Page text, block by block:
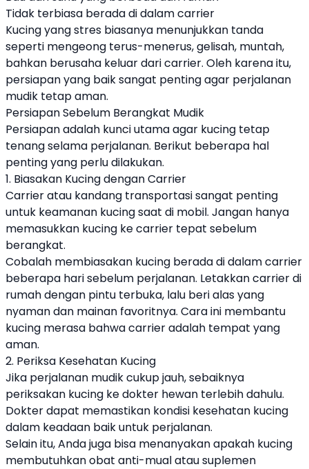
Tidak terbiasa berada di dalam carrier
Kucing yang stres biasanya menunjukkan tanda
seperti mengeong terus-menerus, gelisah, muntah,
bahkan berusaha keluar dari carrier. Oleh karena itu,
persiapan yang baik sangat penting agar perjalanan
mudik tetap aman.
Persiapan Sebelum Berangkat Mudik
Persiapan adalah kunci utama agar kucing tetap
tenang selama perjalanan. Berikut beberapa hal
penting yang perlu dilakukan.
1. Biasakan Kucing dengan Carrier
Carrier atau kandang transportasi sangat penting
untuk keamanan kucing saat di mobil. Jangan hanya
memasukkan kucing ke carrier tepat sebelum
berangkat.
Cobalah membiasakan kucing berada di dalam carrier
beberapa hari sebelum perjalanan. Letakkan carrier di
rumah dengan pintu terbuka, lalu beri alas yang
nyaman dan mainan favoritnya. Cara ini membantu
kucing merasa bahwa carrier adalah tempat yang
aman.
2. Periksa Kesehatan Kucing
Jika perjalanan mudik cukup jauh, sebaiknya
periksakan kucing ke dokter hewan terlebih dahulu.
Dokter dapat memastikan kondisi kesehatan kucing
dalam keadaan baik untuk perjalanan.
Selain itu, Anda juga bisa menanyakan apakah kucing
membutuhkan obat anti-mual atau suplemen